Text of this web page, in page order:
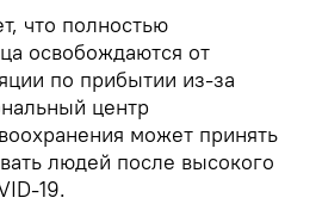
что полностью
освобождаются от
по прибытии из-за
центр
может принять
людей после высокого
19.